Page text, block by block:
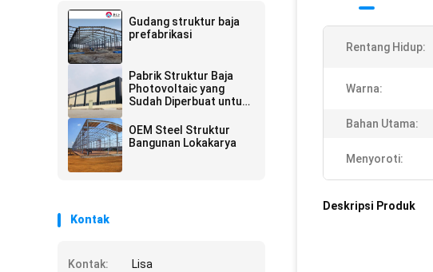
Gudang struktur baja
prefabrikasi
Pabrik Struktur Baja
Photovoltaic yang
Sudah Diperbuat untuk
Panjang
OEM Steel Struktur
Bangunan Lokakarya
Kontak
Kontak:
Lisa
Rentang Hidup:
Warna:
Bahan Utama:
Menyoroti:
Deskripsi Produk